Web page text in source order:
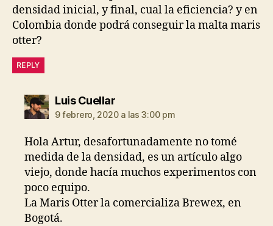
densidad inicial, y final, cual la eficiencia? y en
Colombia donde podrá conseguir la malta maris
otter?
REPLY
Luis Cuellardice:
9 febrero, 2020 a las 3:00 pm
Hola Artur, desafortunadamente no tomé
medida de la densidad, es un artículo algo
viejo, donde hacía muchos experimentos con
poco equipo.
La Maris Otter la comercializa Brewex, en
Bogotá.